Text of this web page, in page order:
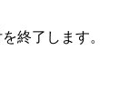
終了します。